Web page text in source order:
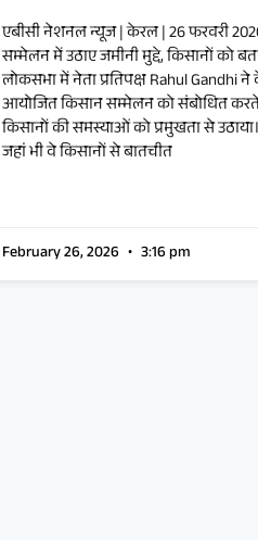
एबीसी नेशनल न्यूज | केरल | 26 फरवरी
सम्मेलन में उठाए जमीनी मुद्दे, किसानों को
लोकसभा में नेता प्रतिपक्ष Rahul Gandhi
आयोजित किसान सम्मेलन को संबोधित
किसानों की समस्याओं को प्रमुखता से
जहां भी वे किसानों से बातचीत
February 26, 2026 3:16 pm